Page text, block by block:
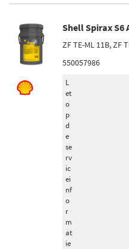
Shell Spirax S6
ZF TE-ML 11B, ZF
550057986
L
et
o
p
d
e
se
rv
ic
ei
nf
o
r
m
at
ie